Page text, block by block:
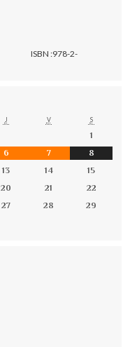
ISBN :978-2-
J V S
1
6 7
8
13 14
15
20 21
22
27 28
29